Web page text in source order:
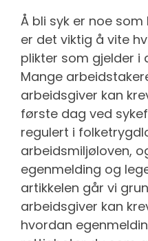
Å bli syk er noe
er det viktig å vite
plikter som gjelder i
Mange
arbeidsgiver kan
første dag ved
regulert i
arbeidsmiljøloven,
egenmelding og
artikkelen går vi
arbeidsgiver kan
hvordan